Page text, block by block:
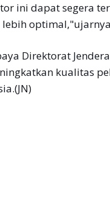
ini dapat segera
Direktorat
kualitas